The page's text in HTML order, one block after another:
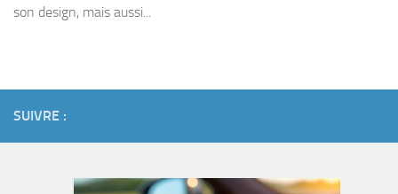
son design, mais aussi...
SUIVRE :